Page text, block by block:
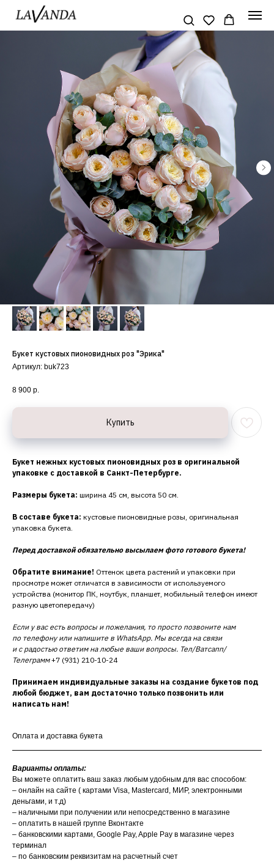
Букет кустовых пионовидных роз "Эрика"
Артикул: buk723
8 900 р.
Купить
Букет нежных кустовых пионовидных роз в оригинальной
упаковке с доставкой в Санкт-Петербурге.
Размеры букета: ширина 45 см, высота 50 см.
В составе букета: кустовые пионовидные розы, оригинальная
упаковка букета.
Перед доставкой обязательно высылаем фото готового букета!
Обратите внимание! Оттенок цвета растений и упаковки при
просмотре может отличатся в зависимости от используемого
устройства (монитор ПК, ноутбук, планшет, мобильный телефон имеют
разную цветопередачу)
Если у вас есть вопросы и пожелания, то просто позвоните нам
по телефону или напишите в WhatsApp. Мы всегда на связи
и с радостью ответим на любые ваши вопросы. Тел/Ватсапп/
Телеграмм+7 (931) 210-10-24
Принимаем индивидуальные заказы на создание букетов под
любой бюджет, вам достаточно только позвонить или
написать нам!
Оплата и доставка букета
Варианты оплаты:
Вы можете оплатить ваш заказ любым удобным для вас способом:
– онлайн на сайте ( картами Visa, Mastercard, МИР, электронными
деньгами, и т.д)
– наличными при получении или непосредственно в магазине
– оплатить в нашей группе Вконтакте
– банковскими картами, Google Pay, Apple Pay в магазине через
терминал
– по банковским реквизитам на расчетный счет